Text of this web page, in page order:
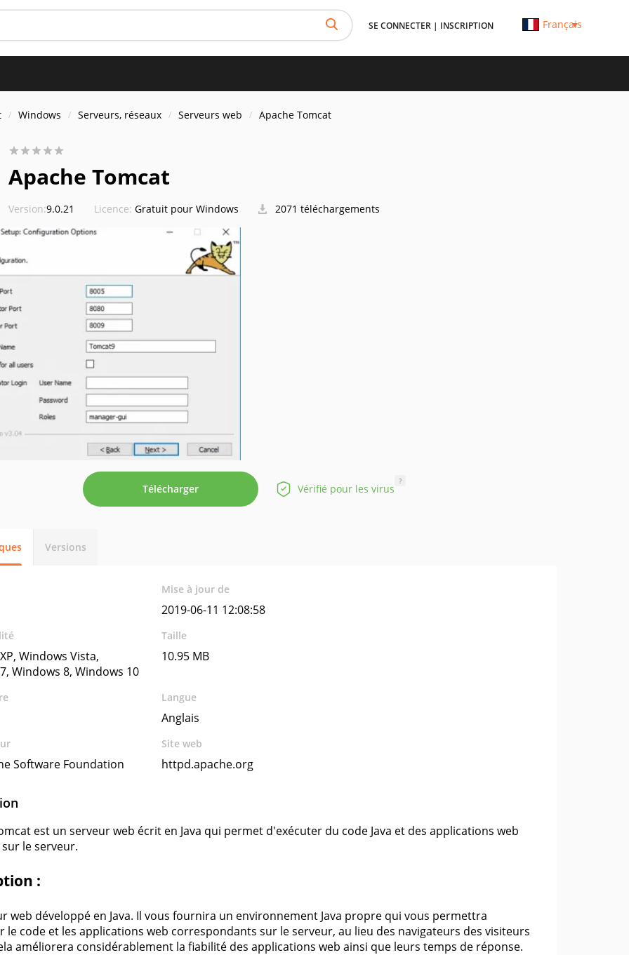
SE CONNECTER | INSCRIPTION Français
Windows Serveurs, réseaux Serveurs web Apache Tomcat
Apache Tomcat
Version:9.0.21 Licence: Gratuit pour Windows 2071 téléchargements
Télécharger Vérifié pour les virus
?
Versions
Mise à jour de
2019-06-11 12:08:58
Windows Vista,
Windows 8, Windows 10
Taille
10.95 MB
Langue
Anglais
Software Foundation
Site web
httpd.apache.org
est un serveur web écrit en Java qui permet d'exécuter du code Java et des applications web
le serveur.
:
web développé en Java. Il vous fournira un environnement Java propre qui vous permettra
le code et les applications web correspondants sur le serveur, au lieu des navigateurs des visiteurs
améliorera considérablement la fiabilité des applications web ainsi que leurs temps de réponse.